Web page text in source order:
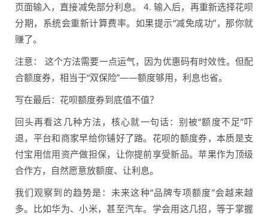
页面输入，直接减免部分利息。 4. 输入后，再重新选择花呗
分期，系统会重新计算费率。如果提示“减免成功”，那你就
赚了。
注意： 这个方法需要一点运气，因为优惠码有时效性。但配
合额度券，相当于“双保险”——额度够用，利息也省。
写在最后：花呗额度券到底值不值？
回头再看这几种方法，核心就一句话：别被“额度不足”吓
退，平台和商家早给你铺好了路。花呗的额度券，本质是支
付宝用信用资产做担保，让你提前享受新品。苹果作为顶级
合作方，自然愿意放额度、让利息。
我们观察到的趋势是：未来这种“品牌专项额度”会越来越
多。比如华为、小米，甚至汽车。学会用这几招，等于掌握